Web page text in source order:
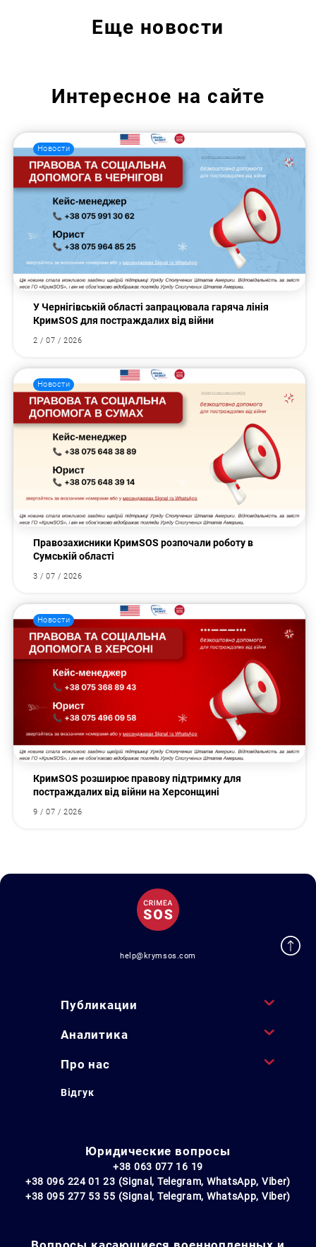
Еще новости
Интересное на сайте
Новости
У Чернігівській області запрацювала гаряча лінія
КримSOS для постраждалих від війни
2 / 07 / 2026
Новости
Правозахисники КримSOS розпочали роботу в
Сумській області
3 / 07 / 2026
Новости
КримSOS розширює правову підтримку для
постраждалих від війни на Херсонщині
9 / 07 / 2026
help@krymsos.com
Публикации
Аналитика
Про нас
Відгук
Юридические вопросы
+38 063 077 16 19
+38 096 224 01 23 (Signal, Telegram, WhatsApp, Viber)
+38 095 277 53 55 (Signal, Telegram, WhatsApp, Viber)